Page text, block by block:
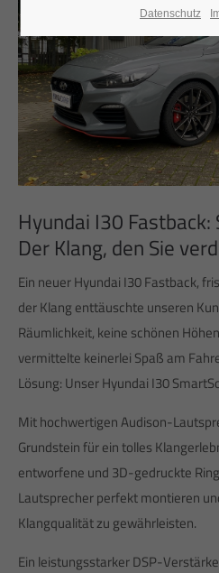
Hyundai I30 Fastback:
Der Klang, den Sie
Ein neuer Hyundai I30 Fastback,
der Klang enttäuschte unseren
Räumlichkeit, keine schönen
vermittelte keinerlei Spaß am
Lösung: Unser Hyundai I30
Mit hochwertigen Audison-
Grundstein für ein tolles
entworfene und 3D-gedruckte
Lautsprecher perfekt montieren
Klangqualität zu gewährleisten.
Ein leistungsstarker DSP-
Datenschutz